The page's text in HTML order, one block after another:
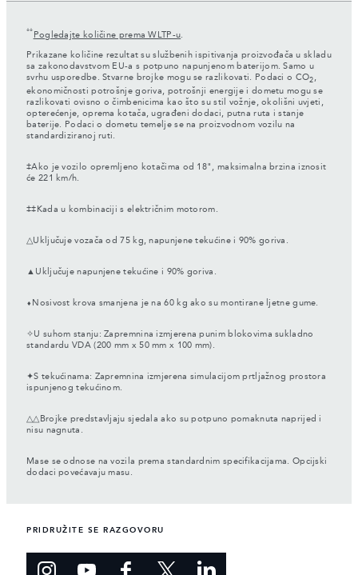
** Pogledajte količine prema WLTP-u.
Prikazane količine rezultat su službenih ispitivanja proizvođača u skladu
sa zakonodavstvom EU-a s potpuno napunjenom baterijom. Samo u
svrhu usporedbe. Stvarne brojke mogu se razlikovati. Podaci o CO2 ,
ekonomičnosti potrošnje goriva, potrošnji energije i dometu mogu se
razlikovati ovisno o čimbenicima kao što su stil vožnje, okolišni uvjeti,
opterećenje, oprema kotača, ugrađeni dodaci, putna ruta i stanje
baterije. Podaci o dometu temelje se na proizvodnom vozilu na
standardiziranoj ruti.
‡Ako je vozilo opremljeno kotačima od 18", maksimalna brzina iznosit
će 221 km/h.
‡‡Kada u kombinaciji s električnim motorom.
△Uključuje vozača od 75 kg, napunjene tekućine i 90% goriva.
▲Uključuje napunjene tekućine i 90% goriva.
⬧Nosivost krova smanjena je na 60 kg ako su montirane ljetne gume.
✧U suhom stanju: Zapremnina izmjerena punim blokovima sukladno
standardu VDA (200 mm x 50 mm x 100 mm).
✦S tekućinama: Zapremnina izmjerena simulacijom prtljažnog prostora
ispunjenog tekućinom.
△△Brojke predstavljaju sjedala ako su potpuno pomaknuta naprijed i
nisu nagnuta.
Mase se odnose na vozila prema standardnim specifikacijama. Opcijski
dodaci povećavaju masu.
PRIDRUŽITE SE RAZGOVORU